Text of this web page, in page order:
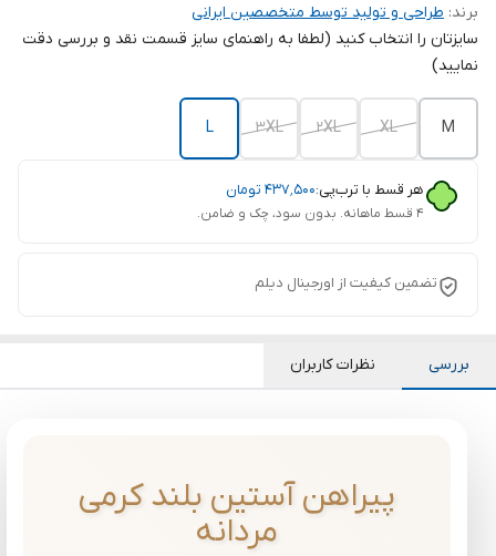
برند: طراحی و تولید توسط متخصصین ایرانی
سایزتان را انتخاب کنید (لطفا به راهنمای سایز قسمت نقد و بررسی دقت
نمایید)
M
XL
2XL
3XL
L
هر قسط با ترب‌پی:۴۳۷٬۵۰۰ تومان
۴ قسط ماهانه. بدون سود، چک و ضامن.
تضمین کیفیت از اورجینال دیلم
بررسی نظرات کاربران
پیراهن آستین بلند کرمی
مردانه